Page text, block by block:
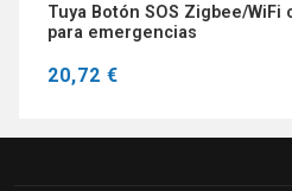
Tuya Botón SOS Zigbee/
para emergencias
20,72 €